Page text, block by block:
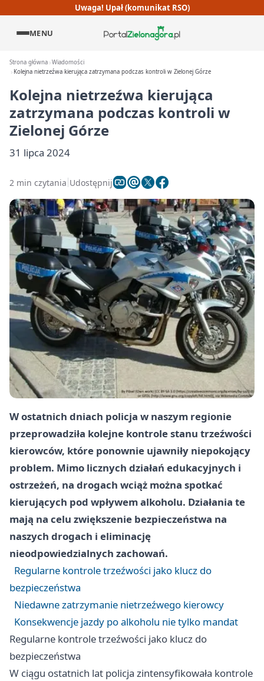
Uwaga! Upał (komunikat RSO)
MENU
Strona główna Wiadomości
Kolejna nietrzeźwa kierująca zatrzymana podczas kontroli w Zielonej Górze
Kolejna nietrzeźwa kierująca
zatrzymana podczas kontroli w
Zielonej Górze
31 lipca 2024
2 min czytania Udostępnij
W ostatnich dniach policja w naszym regionie
przeprowadziła kolejne kontrole stanu trzeźwości
kierowców, które ponownie ujawniły niepokojący
problem. Mimo licznych działań edukacyjnych i
ostrzeżeń, na drogach wciąż można spotkać
kierujących pod wpływem alkoholu. Działania te
mają na celu zwiększenie bezpieczeństwa na
naszych drogach i eliminację
nieodpowiedzialnych zachowań.
Regularne kontrole trzeźwości jako klucz do
bezpieczeństwa
Niedawne zatrzymanie nietrzeźwego kierowcy
Konsekwencje jazdy po alkoholu nie tylko mandat
Regularne kontrole trzeźwości jako klucz do
bezpieczeństwa
W ciągu ostatnich lat policja zintensyfikowała kontrole